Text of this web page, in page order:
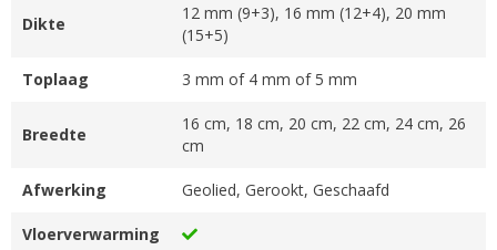
Dikte
12 mm (9+3), 16 mm (12+4), 20 mm
(15+5)
Toplaag 3 mm of 4 mm of 5 mm
Breedte
16 cm, 18 cm, 20 cm, 22 cm, 24 cm, 26
cm
Afwerking Geolied, Gerookt, Geschaafd
Vloerverwarming